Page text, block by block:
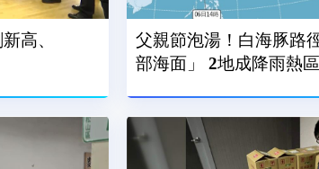
高、
父親節泡湯！白海豚路
部海面」 2地成降雨熱區